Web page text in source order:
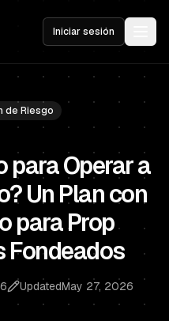
Iniciar sesión
de Riesgo
para Operar a
Un Plan con
para Prop
Fondeados
UpdatedMay 27, 2026